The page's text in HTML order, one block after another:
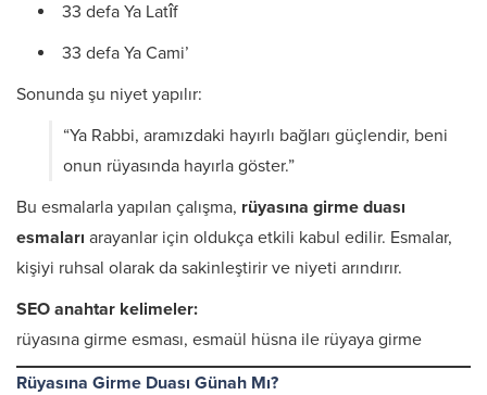
33 defa Ya Latîf
33 defa Ya Cami’
Sonunda şu niyet yapılır:
“Ya Rabbi, aramızdaki hayırlı bağları güçlendir, beni
onun rüyasında hayırla göster.”
Bu esmalarla yapılan çalışma, rüyasına girme duası
esmaları arayanlar için oldukça etkili kabul edilir. Esmalar,
kişiyi ruhsal olarak da sakinleştirir ve niyeti arındırır.
SEO anahtar kelimeler:
rüyasına girme esması, esmaül hüsna ile rüyaya girme
Rüyasına Girme Duası Günah Mı?